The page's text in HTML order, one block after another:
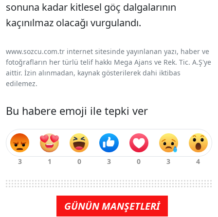
sonuna kadar kitlesel göç dalgalarının
kaçınılmaz olacağı vurgulandı.
www.sozcu.com.tr internet sitesinde yayınlanan yazı, haber ve
fotoğrafların her türlü telif hakkı Mega Ajans ve Rek. Tic. A.Ş'ye
aittir. İzin alınmadan, kaynak gösterilerek dahi iktibas
edilemez.
Bu habere emoji ile tepki ver
GÜNÜN MANŞETLERİ